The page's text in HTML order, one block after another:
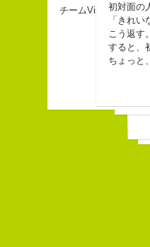
チームVision 事務局
な
幸
生
10周
初対面の
「きれ
こう返す
すると、
ちょっと